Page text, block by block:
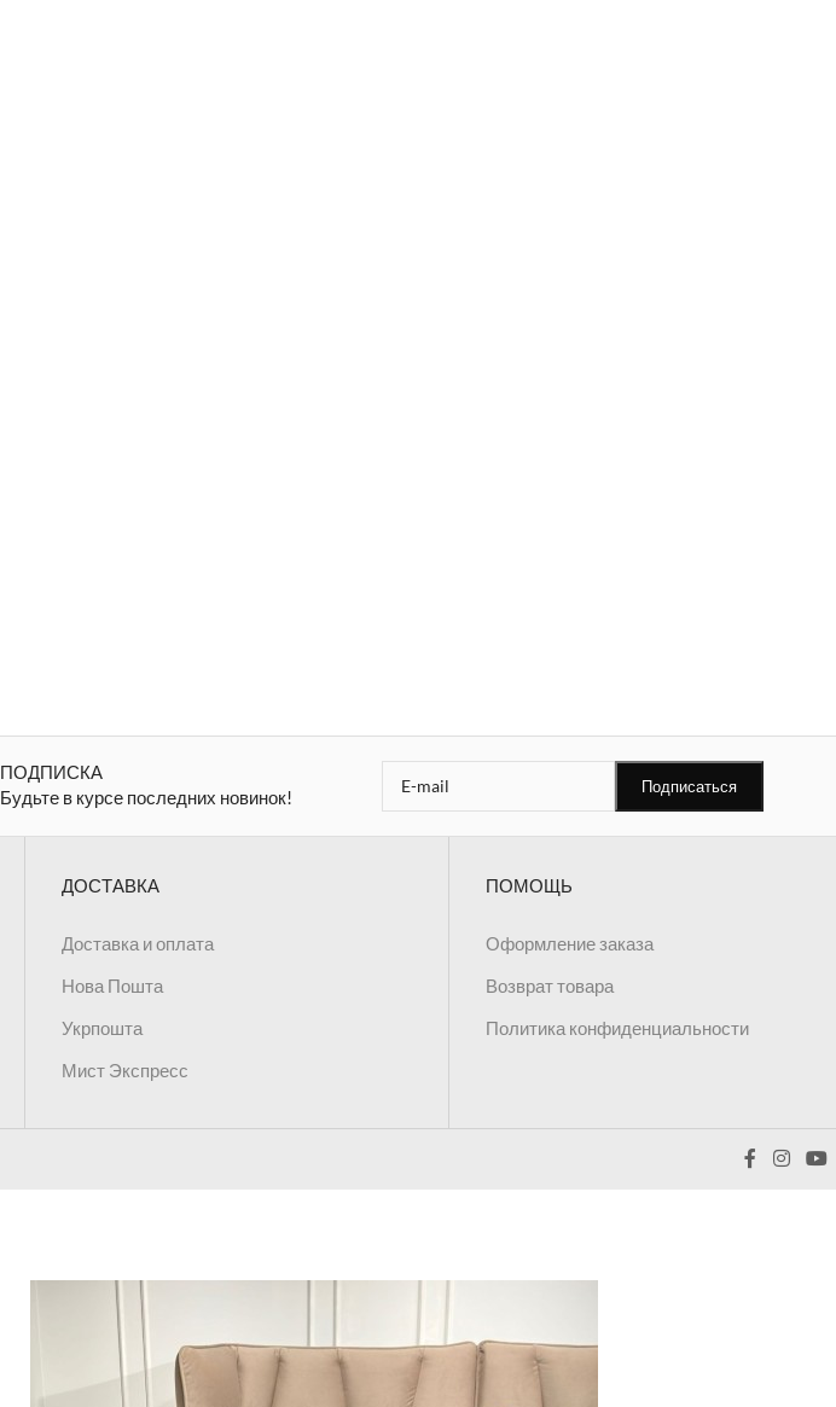
ПОДПИСКА
Будьте в курсе последних новинок!
ДОСТАВКА
Доставка и оплата
Нова Пошта
Укрпошта
Мист Экспресс
ПОМОЩЬ
Оформление заказа
Возврат товара
Политика конфиденциальности